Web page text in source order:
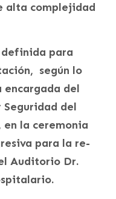
alta complejidad
para
según lo
del
del
en la ceremonia
para la re-
Auditorio Dr.